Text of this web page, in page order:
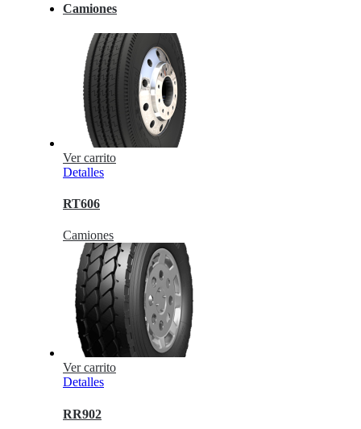
Camiones
Ver carrito
Detalles
RT606
Camiones
Ver carrito
Detalles
RR902